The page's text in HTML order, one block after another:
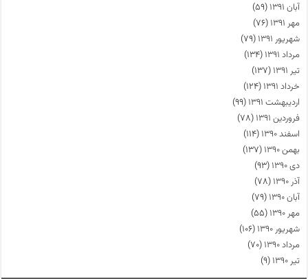
آبان ۱۳۹۱
(۵۹)
مهر ۱۳۹۱
(۷۶)
شهریور ۱۳۹۱
(۷۹)
مرداد ۱۳۹۱
(۱۳۴)
تیر ۱۳۹۱
(۱۳۷)
خرداد ۱۳۹۱
(۱۲۴)
اردیبهشت ۱۳۹۱
(۹۹)
فروردین ۱۳۹۱
(۷۸)
اسفند ۱۳۹۰
(۱۱۴)
بهمن ۱۳۹۰
(۱۳۷)
دی ۱۳۹۰
(۹۳)
آذر ۱۳۹۰
(۷۸)
آبان ۱۳۹۰
(۷۹)
مهر ۱۳۹۰
(۵۵)
شهریور ۱۳۹۰
(۱۰۶)
مرداد ۱۳۹۰
(۷۰)
تیر ۱۳۹۰
(۹)